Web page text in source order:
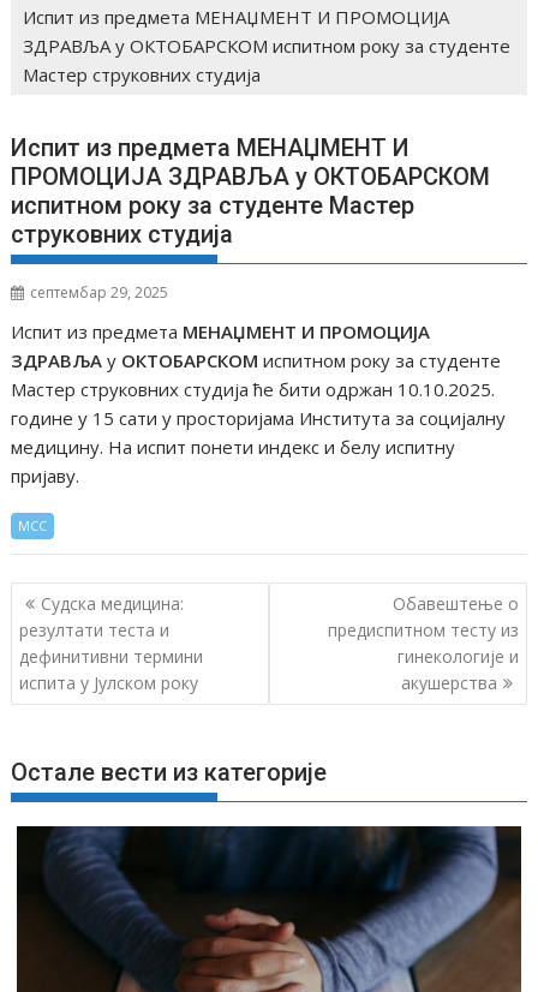
Испит из предмета МЕНАЏМЕНТ И ПРОМОЦИЈА
ЗДРАВЉА у ОКТОБАРСКОМ испитном року за студенте
Мастер струковних студија
Испит из предмета МЕНАЏМЕНТ И
ПРОМОЦИЈА ЗДРАВЉА у ОКТОБАРСКОМ
испитном року за студенте Мастер
струковних студија
септембар 29, 2025
Испит из предмета МЕНАЏМЕНТ И ПРОМОЦИЈА
ЗДРАВЉА у ОКТОБАРСКОМиспитном року за студенте
Мастер струковних студија ће бити одржан 10.10.2025.
године у 15 сати у просторијама Института за социјалну
медицину. На испит понети индекс и белу испитну
пријаву.
МСС
К
р
е
т
њ
е
ч
Судска медицина:
резултати теста и
дефинитивни термини
испита у Јулском року
Обавештење о
предиспитном тесту из
гинекологије и
акушерства
Остале вести из категорије